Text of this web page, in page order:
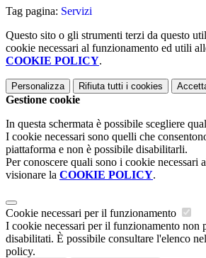
Tag pagina: Servizi
Questo sito o gli strumenti terzi da questo
cookie necessari al funzionamento ed utili
COOKIE POLICY.
Personalizza Rifiuta tutti i cookies
Gestione cookie
In questa schermata è possibile scegliere
I cookie necessari sono quelli che
piattaforma e non è possibile disabilitarli.
Per conoscere quali sono i cookie necessari
visionare la COOKIE POLICY.
Cookie necessari per il funzionamento
I cookie necessari per il funzionamento non
disabilitati. È possibile consultare l'elenco
policy.